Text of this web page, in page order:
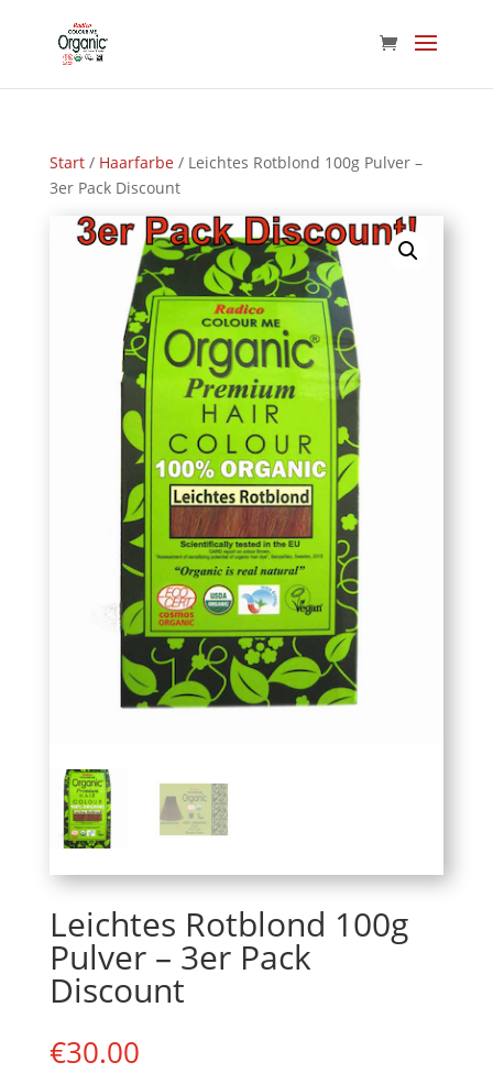
Start/ Haarfarbe/ Leichtes Rotblond 100g Pulver –
3er Pack Discount
Leichtes Rotblond 100g
Pulver – 3er Pack
Discount
€30.00